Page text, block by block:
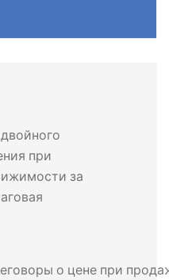
при
за
о цене при